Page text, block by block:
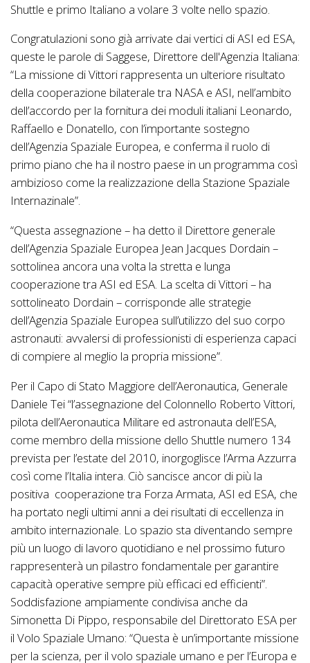
Shuttle e primo Italiano a volare 3 volte nello spazio.
Congratulazioni sono già arrivate dai vertici di ASI ed ESA,
queste le parole di Saggese, Direttore dell'Agenzia Italiana:
“La missione di Vittori rappresenta un ulteriore risultato
della cooperazione bilaterale tra NASA e ASI, nell’ambito
dell’accordo per la fornitura dei moduli italiani Leonardo,
Raffaello e Donatello, con l’importante sostegno
dell’Agenzia Spaziale Europea, e conferma il ruolo di
primo piano che ha il nostro paese in un programma così
ambizioso come la realizzazione della Stazione Spaziale
Internazinale”.
“Questa assegnazione – ha detto il Direttore generale
dell’Agenzia Spaziale Europea Jean Jacques Dordain –
sottolinea ancora una volta la stretta e lunga
cooperazione tra ASI ed ESA. La scelta di Vittori – ha
sottolineato Dordain – corrisponde alle strategie
dell’Agenzia Spaziale Europea sull’utilizzo del suo corpo
astronauti: avvalersi di professionisti di esperienza capaci
di compiere al meglio la propria missione”.
Per il Capo di Stato Maggiore dell’Aeronautica, Generale
Daniele Tei “l’assegnazione del Colonnello Roberto Vittori,
pilota dell’Aeronautica Militare ed astronauta dell’ESA,
come membro della missione dello Shuttle numero 134
prevista per l’estate del 2010, inorgoglisce l’Arma Azzurra
così come l’Italia intera. Ciò sancisce ancor di più la
positiva cooperazione tra Forza Armata, ASI ed ESA, che
ha portato negli ultimi anni a dei risultati di eccellenza in
ambito internazionale. Lo spazio sta diventando sempre
più un luogo di lavoro quotidiano e nel prossimo futuro
rappresenterà un pilastro fondamentale per garantire
capacità operative sempre più efficaci ed efficienti”.
Soddisfazione ampiamente condivisa anche da
Simonetta Di Pippo, responsabile del Direttorato ESA per
il Volo Spaziale Umano: “Questa è un’importante missione
per la scienza, per il volo spaziale umano e per l’Europa e